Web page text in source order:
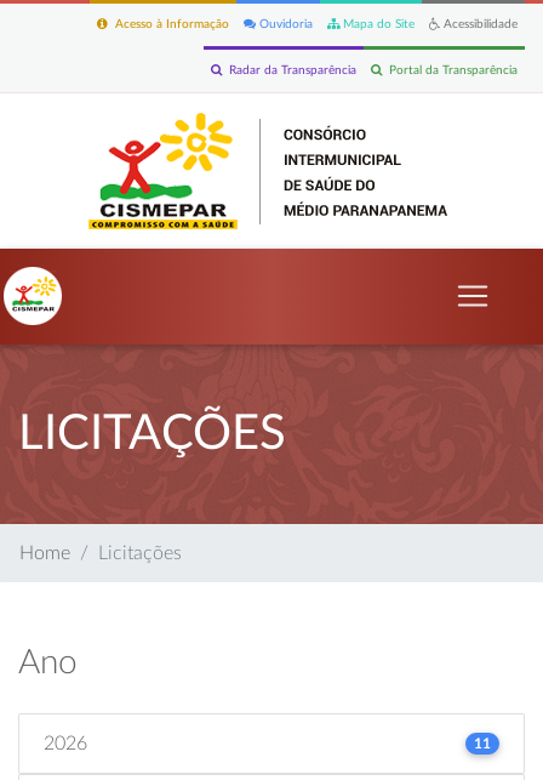
Acessibilidade
Mapa do Site
Ouvidoria
Acesso à Informação
Portal da Transparência
Radar da Transparência
LICITAÇÕES
Home Licitações
Ano
2026 11